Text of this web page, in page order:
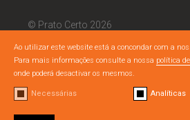
Ao utilizar este website está a concondar com a
Para mais informações consulte a nossa política
onde poderá desactivar os mesmos.
Necessárias Analíticas
© Prato Certo 2026
Bybluesoft.pt/Nuts Branding